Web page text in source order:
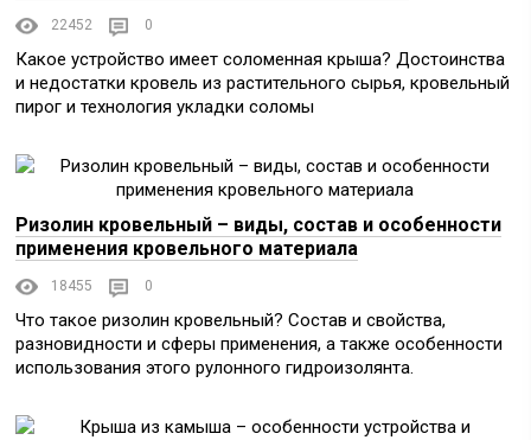
22452 0
Какое устройство имеет соломенная крыша? Достоинства
и недостатки кровель из растительного сырья, кровельный
пирог и технология укладки соломы
Ризолин кровельный – виды, состав и особенности
применения кровельного материала
18455 0
Что такое ризолин кровельный? Состав и свойства,
разновидности и сферы применения, а также особенности
использования этого рулонного гидроизолянта.